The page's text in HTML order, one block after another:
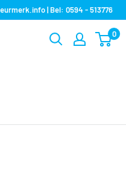
| Bel: 0594 - 513776
0